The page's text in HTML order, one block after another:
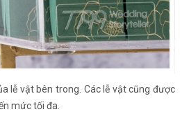
lễ vật bên trong. Các lễ vật cũng được
mức tối đa.